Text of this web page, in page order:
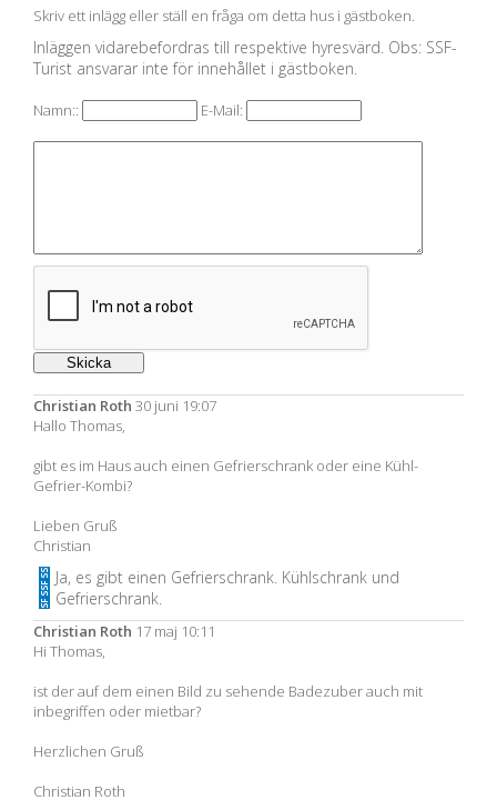
Skriv ett inlägg eller ställ en fråga om detta hus i gästboken.
Inläggen vidarebefordras till respektive hyresvärd. Obs: SSF-
Turist ansvarar inte för innehållet i gästboken.
Namn:: E-Mail:
Christian Roth 30 juni 19:07
Hallo Thomas,
gibt es im Haus auch einen Gefrierschrank oder eine Kühl-
Gefrier-Kombi?
Lieben Gruß
Christian
Ja, es gibt einen Gefrierschrank. Kühlschrank und
Gefrierschrank.
Christian Roth 17 maj 10:11
Hi Thomas,
ist der auf dem einen Bild zu sehende Badezuber auch mit
inbegriffen oder mietbar?
Herzlichen Gruß
Christian Roth